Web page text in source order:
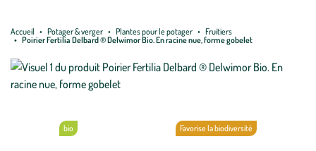
Accueil Potager & verger Plantes pour le potager
Fruitiers
Poirier Fertilia Delbard ® Delwimor Bio. En racine nue, forme gobelet
bio Favorise la biodiversité